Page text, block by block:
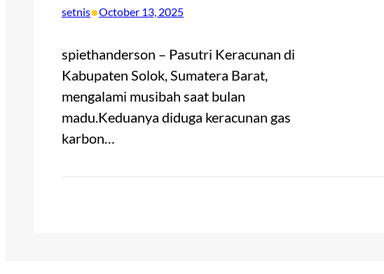
setnis•October 13, 2025
spiethanderson – Pasutri Keracunan di
Kabupaten Solok, Sumatera Barat,
mengalami musibah saat bulan
madu.Keduanya diduga keracunan gas
karbon…